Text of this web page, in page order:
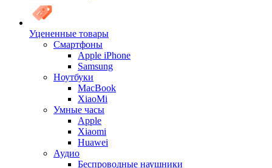
Уцененные товары
Cмартфоны
Apple iPhone
Samsung
Ноутбуки
MacBook
XiaoMi
Умные часы
Apple
Xiaomi
Huawei
Аудио
Беспроводные наушники